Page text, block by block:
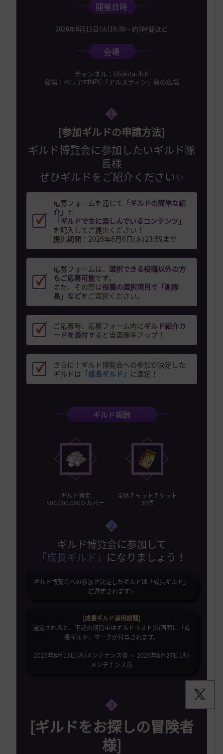
開催日時
2026年8月11日(火)16:30～約1時間ほど
会場
チャンネル：Ulukita-3ch
会場：べリア村NPC「アルスティン」前の広場
1
[参加ギルドの申請方法]
ギルド博覧会に参加したいギルド隊
長様
ぜひギルドをご紹介ください✨
応募フォームを通じて 「ギルドの簡単な紹
介」 と
「ギルドで主に楽しんでいるコンテンツ」
を記入してご提出ください！
提出期間：2026年8月6日(木)23:59まで
応募フォームは、 選択できる役職以外の方
もご応募可能です。
また、その際は役職の選択項目で「副隊
長」などをご選択ください。
ご応募時、応募フォーム内にギルド紹介カ
ードを添付すると当選確率アップ！
さらに！ギルド博覧会への参加が決定した
ギルドは 「成長ギルド」 に選定！
ギルド報酬
ギルド資金
500,000,000シルバー
全体チャットチケット
30個
2
ギルド博覧会に参加して
「成長ギルド」 になりましょう！
ギルド博覧会への参加が決定したギルドは「成長ギルド」
に選定されます✨️
[成長ギルド適用期間]
選定されると、下記の期間中はギルドリスト(G)画面に「成
長ギルド」マークが付与されます。
2026年8月13日(木)メンテナンス後 ～ 2026年8月27日(木)
メンテナンス前
3
[ギルドをお探しの冒険者
様]